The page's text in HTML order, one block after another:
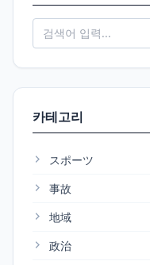
카테고리
スポーツ
事故
地域
政治